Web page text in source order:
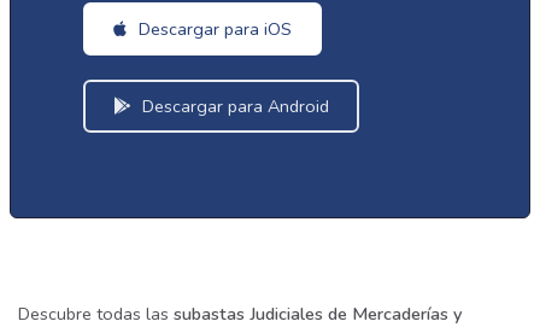
Descargar para iOS
Descargar para Android
Descubre todas las subastas Judiciales de Mercaderías y